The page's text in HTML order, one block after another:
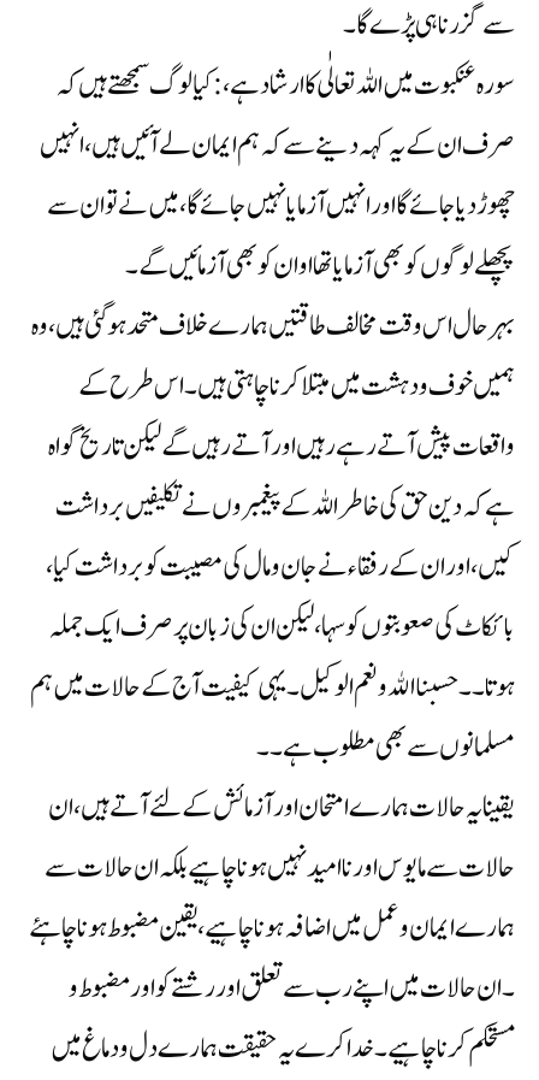
سے گزرنا ہی پڑے گا ۔
سورہ عنکبوت میں اللہ تعالٰی کا ارشاد ہے، : کیا لوگ سمجھتے ہیں کہ
صرف ان کے یہ کہہ دینے سے کہ ہم ایمان لے آئیں ہیں ،انہیں
چھوڑ دیا جائے گا اور انہیں آزمایا نہیں جائے گا، میں نے تو ان سے
پچھلے لوگوں کو بھی آزمایا تھا او ان کو بھی آزمائیں گے۔
بہرحال اس وقت مخالف طاقتیں ہمارے خلاف متحد ہوگئی ہیں، وہ
ہمیں خوف و دہشت میں مبتلا کرنا چاہتی ہیں۔ اس طرح کے
واقعات پیش آتے رہے رہیں اور آتے رہیں گے لیکن تاریخ گواہ
ہے کہ دین حق کی خاطر اللہ کے پیغمبروں نے تکلیفیں برداشت
کیں، اور ان کے رفقاء نے جان و مال کی مصیبت کو برداشت کیا،
بائکاٹ کی صعوبتوں کو سہا، لیکن ان کی زبان پر صرف ایک جملہ
ہوتا۔۔ حسبنا الله ونعم الوکیل ۔ یہی کیفیت آج کے حالات میں ہم
مسلمانوں سے بھی مطلوب ہے۔۔
یقینا یہ حالات ہمارے امتحان اور آزمائش کے لئے آتے ہیں، ان
حالات سے مایوس اور ناامید نہیں ہونا چاہیے بلکہ ان حالات سے
ہمارے ایمان و عمل میں اضافہ ہونا چاہیے، یقین مضبوط ہونا چاہئے
۔ ان حالات میں اپنے رب سے تعلق اور رشتے کو اور مضبوط و
مستحکم کرنا چاہیے ۔ خدا کرے یہ حقیقت ہمارے دل و دماغ میں